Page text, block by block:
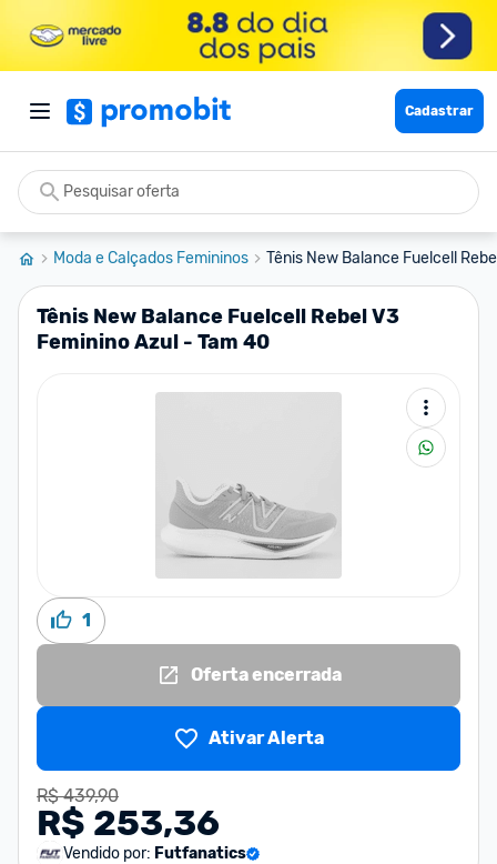
Cadastrar
Moda e Calçados Femininos Tênis New Balance Fuelcell
Tênis New Balance Fuelcell Rebel V3
Feminino Azul - Tam 40
1
Oferta encerrada
Ativar Alerta
R$ 439,90
R$ 253,36
Vendido por: Futfanatics